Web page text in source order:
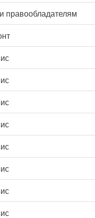
правообладателям